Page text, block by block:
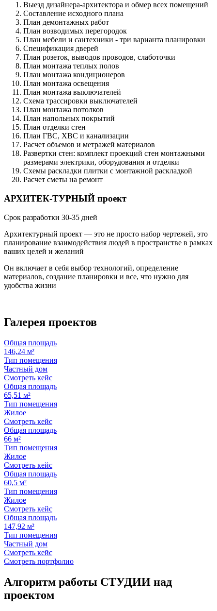
Выезд дизайнера-архитектора и обмер всех помещений
Составление исходного плана
План демонтажных работ
План возводимых перегородок
План мебели и сантехники - три варианта планировки
Спецификация дверей
План розеток, выводов проводов, слаботочки
План монтажа теплых полов
План монтажа кондиционеров
План монтажа освещения
План монтажа выключателей
Схема трассировки выключателей
План монтажа потолков
План напольных покрытий
План отделки стен
План ГВС, ХВС и канализации
Расчет объемов и метражей материалов
Развертки стен: комплект проекций стен монтажными
размерами электрики, оборудования и отделки
Схемы раскладки плитки с монтажной раскладкой
Расчет сметы на ремонт
АРХИТЕК-ТУРНЫЙ проект
Срок разработки 30-35 дней
Архитектурный проект — это не просто набор чертежей, это
планирование взаимодействия людей в пространстве в рамках
ваших целей и желаний
Он включает в себя выбор технологий, определение
материалов, создание планировки и все, что нужно для
удобства жизни
Галерея проектов
Общая площадь
146,24 м²
Тип помещения
Частный дом
Смотреть кейс
Общая площадь
65,51 м²
Тип помещения
Жилое
Смотреть кейс
Общая площадь
66 м²
Тип помещения
Жилое
Смотреть кейс
Общая площадь
60,5 м²
Тип помещения
Жилое
Смотреть кейс
Общая площадь
147,92 м²
Тип помещения
Частный дом
Смотреть кейс
Смотреть портфолио
Алгоритм работы СТУДИИ над
проектом